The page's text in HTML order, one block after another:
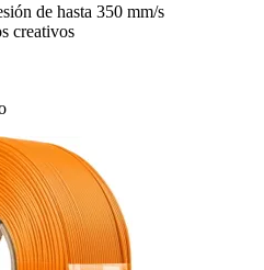
de hasta 350 mm/s
creativos